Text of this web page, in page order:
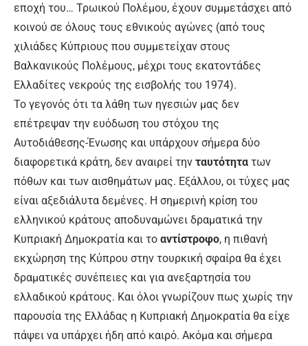
εποχή του… Τρωικού Πολέμου, έχουν συμμετάσχει από
κοινού σε όλους τους εθνικούς αγώνες (από τους
χιλιάδες Κύπριους που συμμετείχαν στους
Βαλκανικούς Πολέμους, μέχρι τους εκατοντάδες
Ελλαδίτες νεκρούς της εισβολής του 1974).
Το γεγονός ότι τα λάθη των ηγεσιών μας δεν
επέτρεψαν την ευόδωση του στόχου της
Αυτοδιάθεσης-Ένωσης και υπάρχουν σήμερα δύο
διαφορετικά κράτη, δεν αναιρεί την ταυτότητα των
πόθων και των αισθημάτων μας. Εξάλλου, οι τύχες μας
είναι αξεδιάλυτα δεμένες. Η σημερινή κρίση του
ελληνικού κράτους αποδυναμώνει δραματικά την
Κυπριακή Δημοκρατία και το αντίστροφο, η πιθανή
εκχώρηση της Κύπρου στην τουρκική σφαίρα θα έχει
δραματικές συνέπειες και για ανεξαρτησία του
ελλαδικού κράτους. Και όλοι γνωρίζουν πως χωρίς την
παρουσία της Ελλάδας η Κυπριακή Δημοκρατία θα είχε
πάψει να υπάρχει ήδη από καιρό. Ακόμα και σήμερα